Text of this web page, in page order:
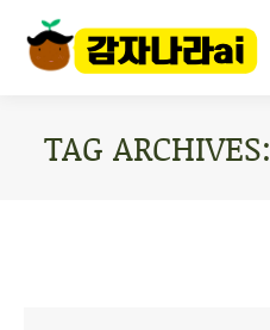
TAG ARCHIVES: